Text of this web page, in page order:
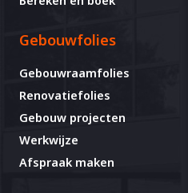
Gebouwfolies
Gebouwraamfolies
Renovatiefolies
Gebouw projecten
Werkwijze
Afspraak maken